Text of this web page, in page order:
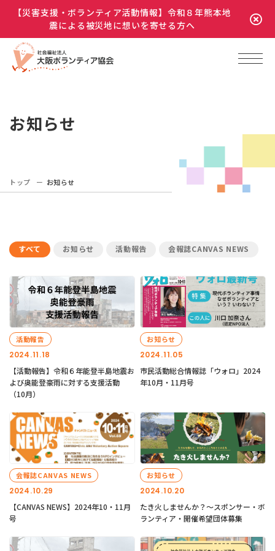
【災害支援・ボランティア活動情報】令和８年熊本地
震による被災地に想いを寄せる方へ
お知らせ
トップ お知らせ
すべて お知らせ 活動報告 会報誌CANVAS NEWS
2024.11.18
活動報告
【活動報告】令和６年能登半島地震お
よび奥能登豪雨に対する支援活動
（10月）
2024.11.05
お知らせ
市民活動総合情報誌「ウォロ」2024
年10月・11月号
2024.10.29
会報誌CANVAS NEWS
【CANVAS NEWS】2024年10・11月
号
2024.10.20
お知らせ
たき火しませんか？～スポンサー・ボ
ランティア・開催希望団体募集